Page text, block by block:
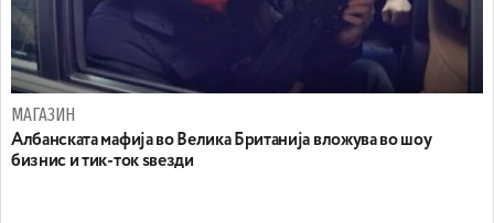
МАГАЗИН
Aлбанската мафија во Велика Британија вложува во шоу
бизнис и тик-ток ѕвезди